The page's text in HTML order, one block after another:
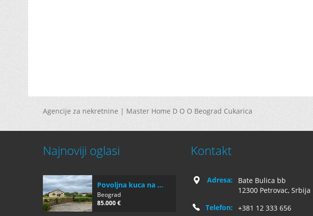
Agencije za nekretnine | Master Home D O O Beograd Cukarica
Najnoviji oglasi
Povoljna kuca na ...
Beograd
85.000 €
Kontakt
Adresa:
Bate Bulica bb
12300 Petrovac, Srbija
Telefon:
+381 12 333 656